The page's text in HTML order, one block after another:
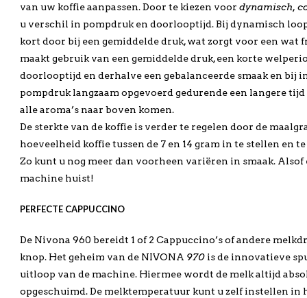
van uw koffie aanpassen. Door te kiezen voor dynamisch,
u verschil in pompdruk en doorlooptijd. Bij dynamisch
kort door bij een gemiddelde druk, wat zorgt voor een wat
maakt gebruik van een gemiddelde druk, een korte
doorlooptijd en derhalve een gebalanceerde smaak en bij
pompdruk langzaam opgevoerd gedurende een langere
alle aroma’s naar boven komen.
De sterkte van de koffie is verder te regelen door de
hoeveelheid koffie tussen de 7 en 14 gram in te stellen en
Zo kunt u nog meer dan voorheen variëren in smaak. Alsof
machine huist!
PERFECTE CAPPUCCINO
De Nivona 960 bereidt 1 of 2 Cappuccino’s of andere
knop. Het geheim van de NIVONA 970 is de innovatieve
uitloop van de machine. Hiermee wordt de melk altijd
opgeschuimd. De melktemperatuur kunt u zelf instellen in